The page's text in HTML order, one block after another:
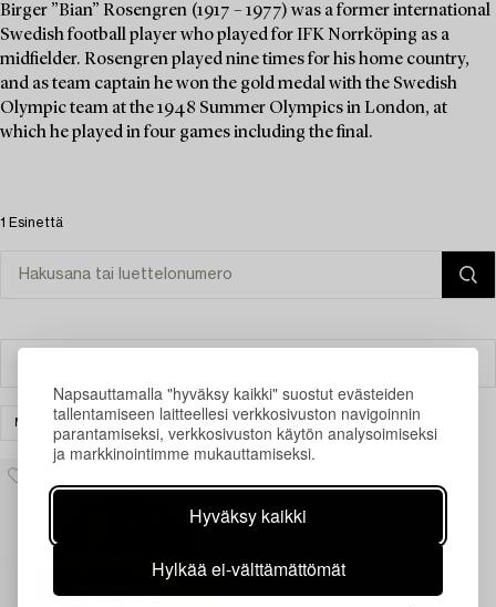
Napsauttamalla "hyväksy kaikki" suostut evästeiden
tallentamiseen laitteellesi verkkosivuston navigoinnin
parantamiseksi, verkkosivuston käytön analysoimiseksi
ja markkinointimme mukauttamiseksi.
Hyväksy kaikki
Hylkää ei-välttämättömät
Birger ”Bian” Rosengren (1917 – 1977) was a former international
Swedish football player who played for IFK Norrköping as a
midfielder. Rosengren played nine times for his home country,
and as team captain he won the gold medal with the Swedish
Olympic team at the 1948 Summer Olympics in London, at
which he played in four games including the final.
1 Esinettä
MUUT TYHJENNÄ KAIKKI